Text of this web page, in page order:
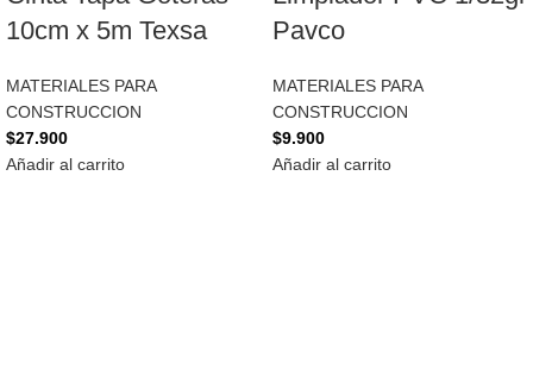
10cm x 5m Texsa
MATERIALES PARA
CONSTRUCCION
$27.900
Añadir al carrito
Pavco
MATERIALES PARA
CONSTRUCCION
$9.900
Añadir al carrito